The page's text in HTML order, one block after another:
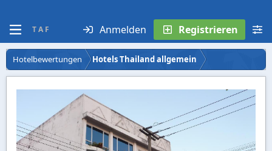
T A F Anmelden Registrieren
Hotelbewertungen Hotels Thailand allgemein